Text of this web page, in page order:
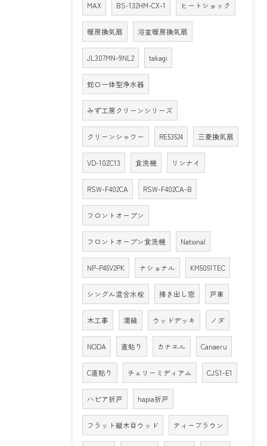
MAX BS-132HM-CX-1 ヒートショック
暖房換気扇 浴室暖房換気扇
JL307MN-9NL2 takagi
蛇口一体型浄水器
みず工房クリーンシリーズ
クリーンシャワー RE53524 三菱換気扇
VD-10ZC13 食洗機 リンナイ
RSW-F402CA RSW-F402CA-B
フロントオープン
フロントオープン食洗機 National
NP-P45V2PK ナショナル KM5051TEC
シングル混合水栓 掃き出し窓 戸車
木工事 濡縁 ウッドデッキ ノダ
NODA 直貼り カナエル Canaeru
C直貼り チェリーミディアム CJS1-E1
ハピア折戸 hapia折戸
フラット縦木目ウッド ティーブラウン